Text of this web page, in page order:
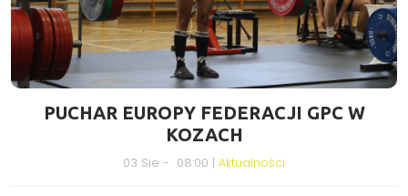
PUCHAR EUROPY FEDERACJI GPC W
KOZACH
03 Sie - 08:00 | Aktualności